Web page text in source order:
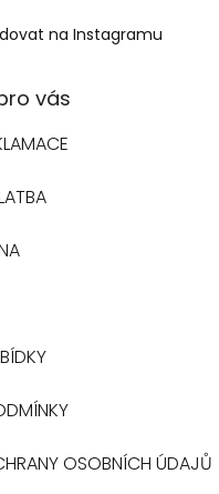
na Instagramu
vás
OSOBNÍCH ÚDAJŮ